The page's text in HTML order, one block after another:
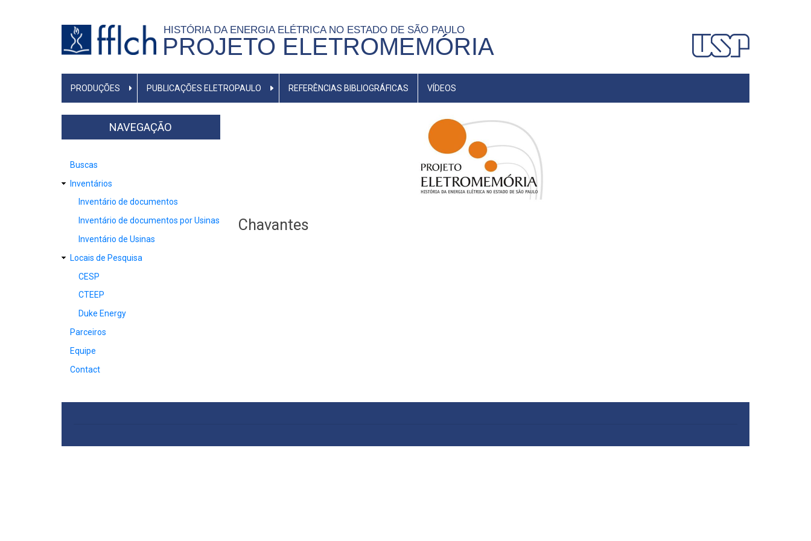
HISTÓRIA DA ENERGIA ELÉTRICA NO ESTADO DE SÃO PAULO
PROJETO ELETROMEMÓRIA
NAVEGAÇÃO
PRODUÇÕES PUBLICAÇÕES ELETROPAULO REFERÊNCIAS BIBLIOGRÁFICAS VÍDEOS
NAVEGAÇÃO
Buscas
Inventários
Inventário de documentos
Inventário de documentos por Usinas
Inventário de Usinas
Locais de Pesquisa
CESP
CTEEP
Duke Energy
Parceiros
Equipe
Contact
Chavantes